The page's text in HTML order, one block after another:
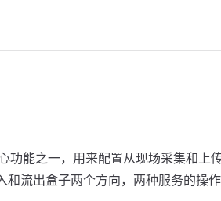
功能之一，用来配置从现场采集和上
流出盒子两个方向，两种服务的操作